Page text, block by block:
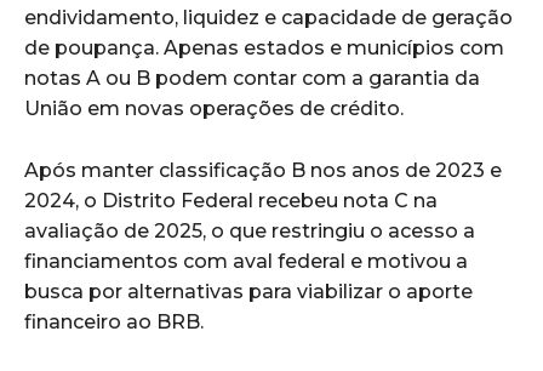
endividamento, liquidez e capacidade de geração
de poupança. Apenas estados e municípios com
notas A ou B podem contar com a garantia da
União em novas operações de crédito.
Após manter classificação B nos anos de 2023 e
2024, o Distrito Federal recebeu nota C na
avaliação de 2025, o que restringiu o acesso a
financiamentos com aval federal e motivou a
busca por alternativas para viabilizar o aporte
financeiro ao BRB.